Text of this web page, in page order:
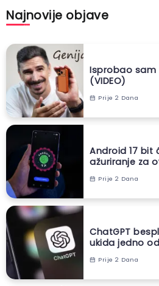
Najnovije objave
Isprobao sam
(VIDEO)
Prije 2 Dana
Android 17 bit
ažuriranje za
Prije 2 Dana
ChatGPT
ukida jedno
Prije 2 Dana